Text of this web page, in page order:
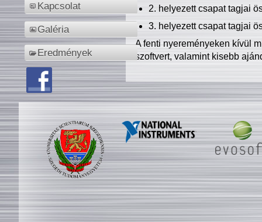
Kapcsolat
Galéria
Eredmények
2. helyezett csapat tagjai
3. helyezett csapat tagjai
A fenti nyereményeken kívül
szoftvert, valamint kisebb